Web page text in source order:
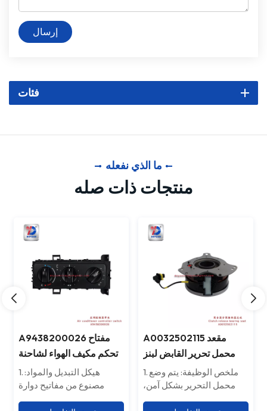
إرسال
فئات
ما الذي نفعله
منتجات ذات صله
A0032502115 مقعد
محمل تحرير القابض لبنز
4143
1. ملخص الوظيفة: يتم وضع
محمل التحرير بشكل آمن،
وحدة تحكم الخانق الخلفية
5204460104 من بنز
وحدة تحكم دواسة الوقود
المثبتة في الجزء الخلفي من